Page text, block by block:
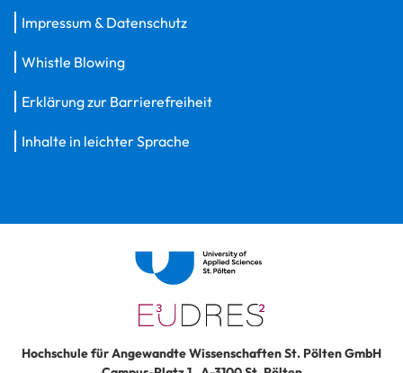
Impressum & Datenschutz
Whistle Blowing
Erklärung zur Barrierefreiheit
Inhalte in leichter Sprache
Hochschule für Angewandte Wissenschaften St. Pölten GmbH